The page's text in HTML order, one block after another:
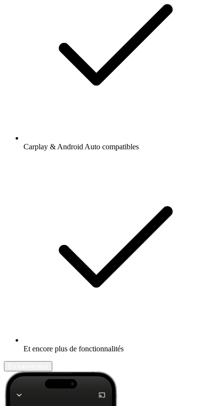
Carplay & Android Auto compatibles
Et encore plus de fonctionnalités